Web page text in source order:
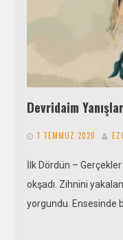
Devridaim Yanışlar
1 TEMMUZ 2020
İlk Dördün –
okşadı. Zihnini
yorgundu. Ensesinde